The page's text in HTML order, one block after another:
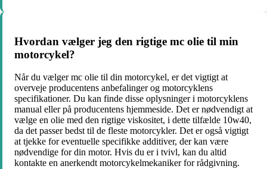
Hvordan vælger jeg den rigtige mc olie til min
motorcykel?
Når du vælger mc olie til din motorcykel, er det vigtigt at
overveje producentens anbefalinger og motorcyklens
specifikationer. Du kan finde disse oplysninger i motorcyklens
manual eller på producentens hjemmeside. Det er nødvendigt at
vælge en olie med den rigtige viskositet, i dette tilfælde 10w40,
da det passer bedst til de fleste motorcykler. Det er også vigtigt
at tjekke for eventuelle specifikke additiver, der kan være
nødvendige for din motor. Hvis du er i tvivl, kan du altid
kontakte en anerkendt motorcykelmekaniker for rådgivning.